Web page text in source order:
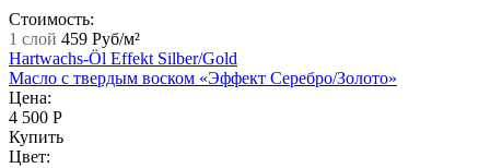
Стоимость:
1 слой 459 Руб/м²
Hartwachs-Öl Effekt Silber/Gold
Масло с твердым воском «Эффект Серебро/Золото»
Цена:
4 500 Р
Купить
Цвет: